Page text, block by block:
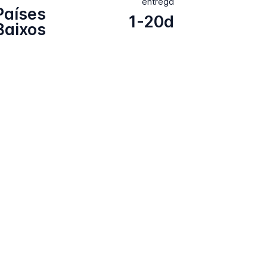
1-20d